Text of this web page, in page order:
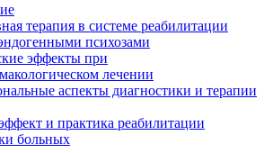
терапия в системе реабилитации
психозами
эффекты при
лечении
аспекты диагностики и терапии
и практика реабилитации
больных